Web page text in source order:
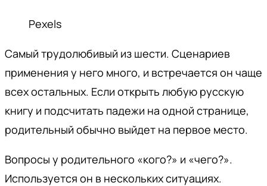
Pexels
Самый трудолюбивый из шести. Сценариев
применения у него много, и встречается он чаще
всех остальных. Если открыть любую русскую
книгу и подсчитать падежи на одной странице,
родительный обычно выйдет на первое место.
Вопросы у родительного «кого?» и «чего?».
Используется он в нескольких ситуациях.